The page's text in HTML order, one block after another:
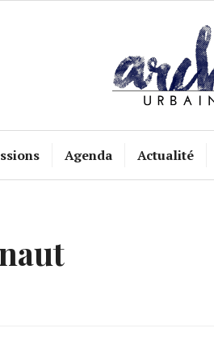
Agenda Actualité